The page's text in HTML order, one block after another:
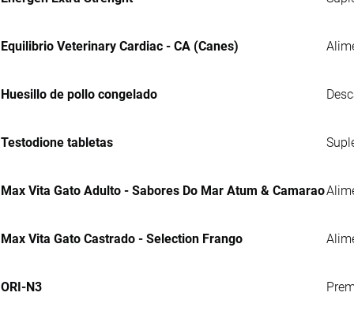
Equilibrio Veterinary Cardiac - CA (Canes)
Huesillo de pollo congelado
Testodione tabletas
Max Vita Gato Adulto - Sabores Do Mar Atum & Camarao
Max Vita Gato Castrado - Selection Frango
ORI-N3